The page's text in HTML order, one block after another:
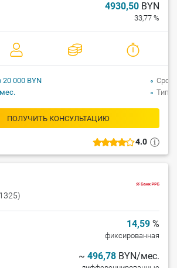
4.0
4930,50 BYN
33,77 %
ПОЛУЧИТЬ КОНСУЛЬТАЦИЮ
20 000 BYN
Срок
Тип
14,59 %
фиксированная
~ 496,78 BYN/мес.